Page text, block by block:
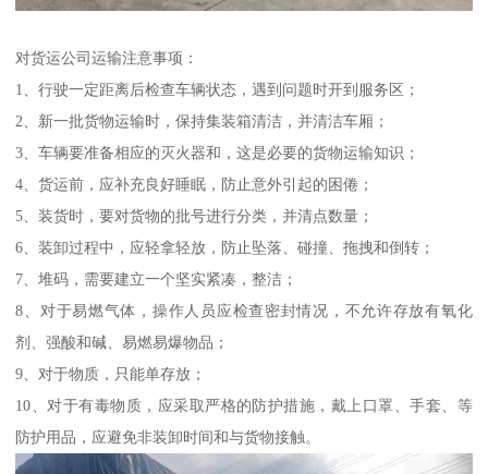
对货运公司运输注意事项：
1、行驶一定距离后检查车辆状态，遇到问题时开到服务区；
2、新一批货物运输时，保持集装箱清洁，并清洁车厢；
3、车辆要准备相应的灭火器和，这是必要的货物运输知识；
4、货运前，应补充良好睡眠，防止意外引起的困倦；
5、装货时，要对货物的批号进行分类，并清点数量；
6、装卸过程中，应轻拿轻放，防止坠落、碰撞、拖拽和倒转；
7、堆码，需要建立一个坚实紧凑，整洁；
8、对于易燃气体，操作人员应检查密封情况，不允许存放有氧化
剂、强酸和碱、易燃易爆物品；
9、对于物质，只能单存放；
10、对于有毒物质，应采取严格的防护措施，戴上口罩、手套、等
防护用品，应避免非装卸时间和与货物接触。